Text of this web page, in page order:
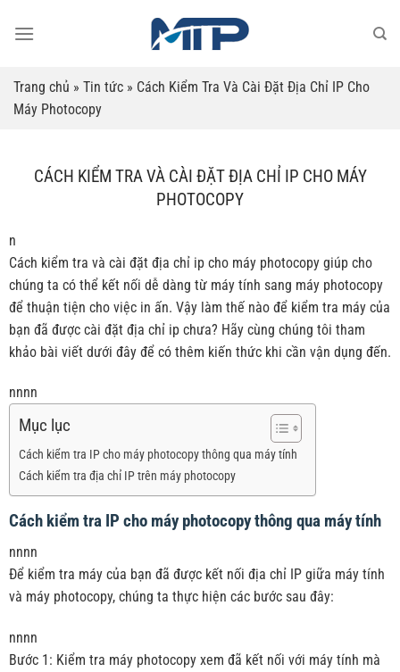
qua
dung
Trang chủ » Tin tức » Cách Kiểm Tra Và Cài Đặt Địa Chỉ IP Cho
Máy Photocopy
CÁCH KIỂM TRA VÀ CÀI ĐẶT ĐỊA CHỈ IP CHO MÁY
PHOTOCOPY
n
Cách kiểm tra và cài đặt địa chỉ ip cho máy photocopy giúp cho
chúng ta có thể kết nối dễ dàng từ máy tính sang máy photocopy
để thuận tiện cho việc in ấn. Vậy làm thế nào để kiểm tra máy của
bạn đã được cài đặt địa chỉ ip chưa? Hãy cùng chúng tôi tham
khảo bài viết dưới đây để có thêm kiến thức khi cần vận dụng đến.
nnnn
Mục lục
Cách kiểm tra IP cho máy photocopy thông qua máy tính
Cách kiểm tra địa chỉ IP trên máy photocopy
Cách kiểm tra IP cho máy photocopy thông qua máy tính
nnnn
Để kiểm tra máy của bạn đã được kết nối địa chỉ IP giữa máy tính
và máy photocopy, chúng ta thực hiện các bước sau đây:
nnnn
Bước 1: Kiểm tra máy photocopy xem đã kết nối với máy tính mà